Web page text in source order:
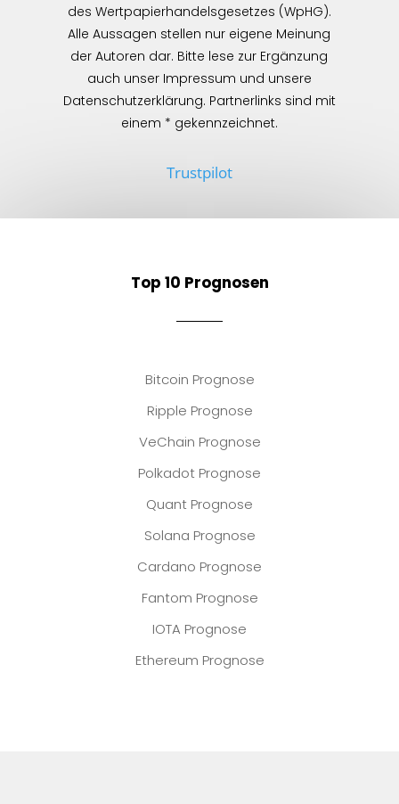
des Wertpapierhandelsgesetzes (WpHG).
Alle Aussagen stellen nur eigene Meinung
der Autoren dar. Bitte lese zur Ergänzung
auch unser Impressum und unsere
Datenschutzerklärung. Partnerlinks sind mit
einem * gekennzeichnet.
Trustpilot
Top 10 Prognosen
Bitcoin Prognose
Ripple Prognose
VeChain Prognose
Polkadot Prognose
Quant Prognose
Solana Prognose
Cardano Prognose
Fantom Prognose
IOTA Prognose
Ethereum Prognose